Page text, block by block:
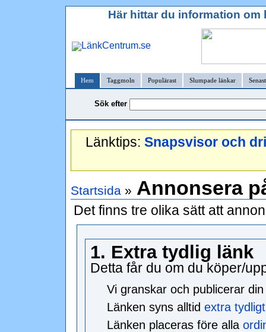
Här hittar du information
Hem Taggmoln Populärast Slumpade länkar
Sök efter
Länktips: Snapsvisor och
Startsida » Annonsera
Det finns tre olika sätt att
1. Extra tydlig länk
Detta får du om du köper/
Vi granskar och publicerar
Länken syns alltid extra tydligt
Länken placeras före alla